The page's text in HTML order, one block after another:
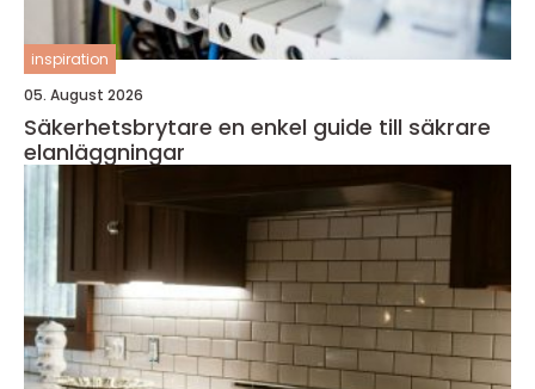
inspiration
05. August 2026
Säkerhetsbrytare en enkel guide till säkrare
elanläggningar